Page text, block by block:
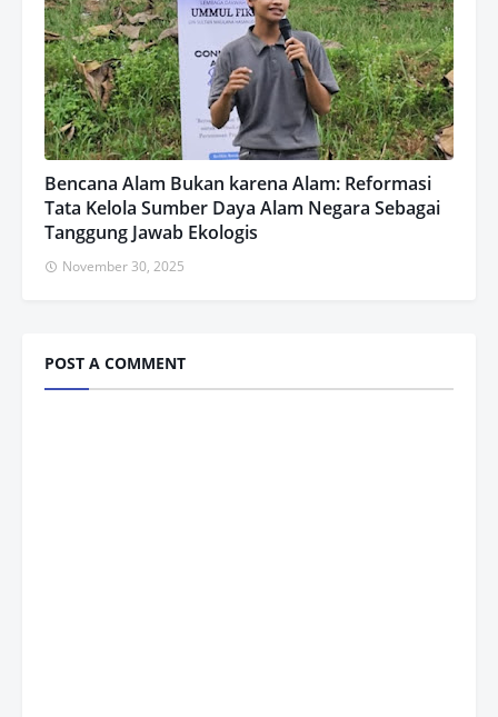
Bencana Alam Bukan karena Alam: Reformasi
Tata Kelola Sumber Daya Alam Negara Sebagai
Tanggung Jawab Ekologis
November 30, 2025
POST A COMMENT